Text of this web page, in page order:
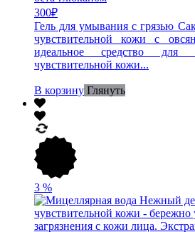
300₽
Гель для умывания с грязью
чувствительной кожи с
идеальное средство
чувствительной кожи...
В корзину Глянуть
3 %